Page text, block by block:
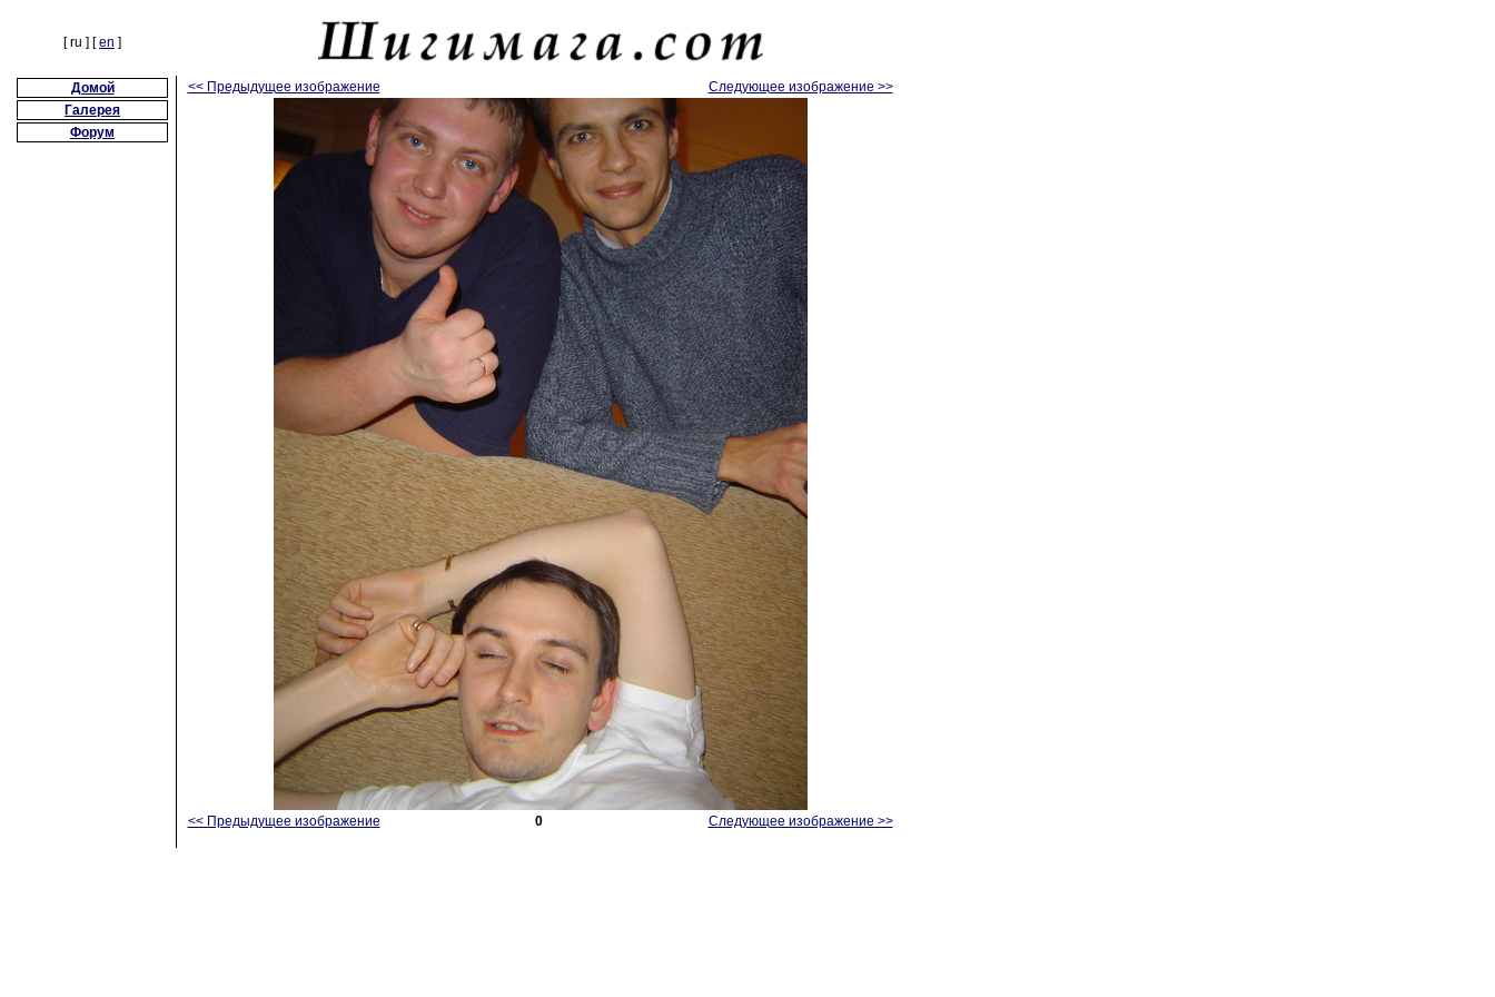
[ ru ] [en ]
Домой
Галерея
Форум
<< Предыдущее изображение Следующее изображение >>
<< Предыдущее изображение 0 Следующее изображение >>